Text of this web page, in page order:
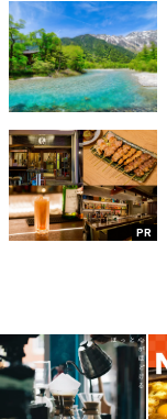
PR